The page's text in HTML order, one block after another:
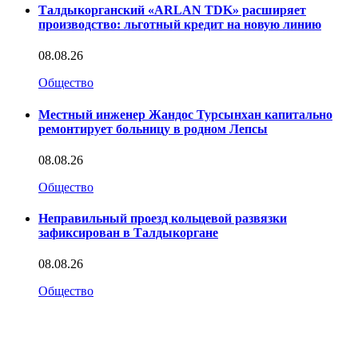
Талдыкорганский «ARLAN TDK» расширяет
производство: льготный кредит на новую линию
08.08.26
Общество
Местный инженер Жандос Турсынхан капитально
ремонтирует больницу в родном Лепсы
08.08.26
Общество
Неправильный проезд кольцевой развязки
зафиксирован в Талдыкоргане
08.08.26
Общество